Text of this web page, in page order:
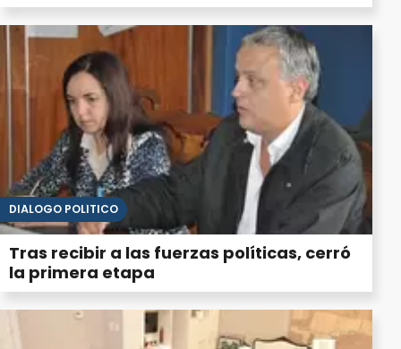
DIÁLOGO POLÍTICO
Tras recibir a las fuerzas políticas, cerró
la primera etapa